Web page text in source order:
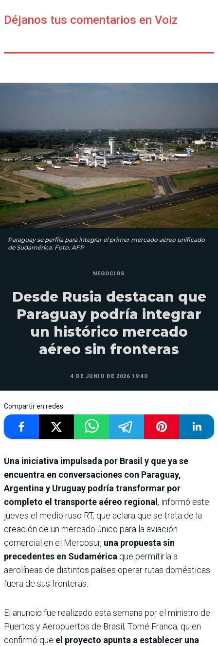
Déjanos tus comentarios en Voiz
Paraguay se perfila para integrar el primer mercado aéreo unificado
de Sudamérica. Foto: AFP
NEGOCIOS
Desde Rusia destacan que
Paraguay podría integrar
un histórico mercado
aéreo sin fronteras
4 DE JUNIO DE 2026 19:40
Compartir en redes
Una iniciativa impulsada por Brasil y que ya se
encuentra en conversaciones con Paraguay,
Argentina y Uruguay podría transformar por
completo el transporte aéreo regional , informó este
jueves el medio ruso RT, que aclara que se trata de la
creación de un mercado único para la aviación
comercial en el Mercosur, una propuesta sin
precedentes en Sudamérica que permitiría a
aerolíneas de distintos países operar rutas domésticas
fuera de sus fronteras.
El anuncio fue realizado esta semana por el ministro de
Puertos y Aeropuertos de Brasil, Tomé Franca, quien
confirmó que el proyecto apunta a establecer una